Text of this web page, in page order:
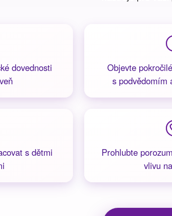
dovednosti
Objevte
s podvědomím
s dětmi
Prohlubte
vlivu